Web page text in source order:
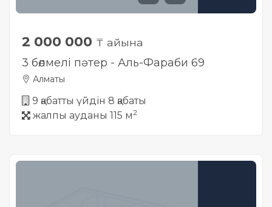
2 000 000 ₸ айына
3 бөлмелі пәтер - Аль-Фараби 69
Алматы
9 қабатты үйдін 8 қабаты
жалпы ауданы 115 м2